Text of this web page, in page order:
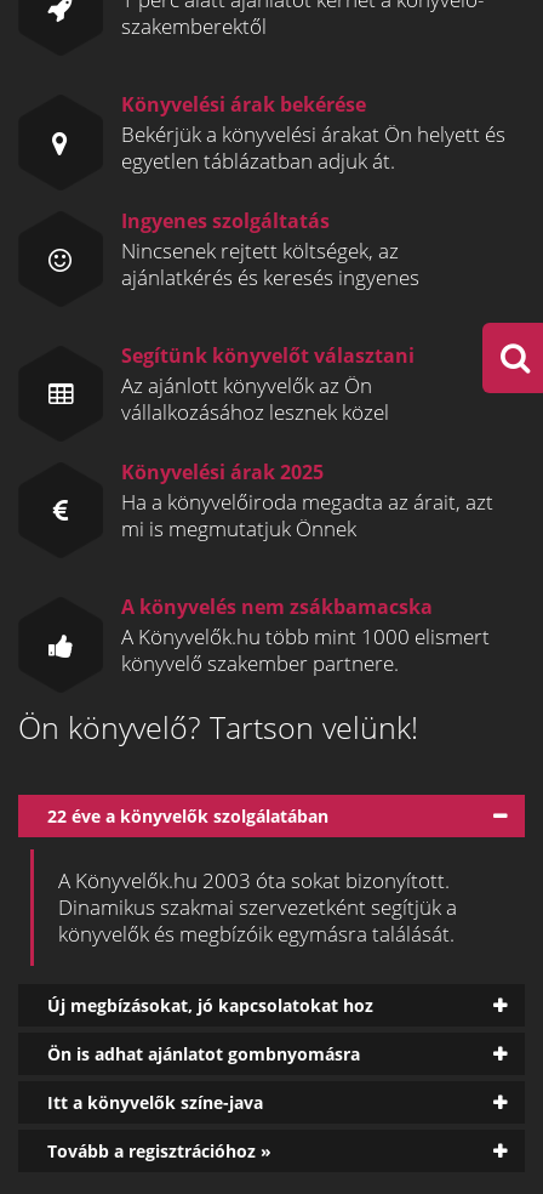
szakemberektől
Könyvelési árak bekérése
Bekérjük a könyvelési árakat Ön helyett és
egyetlen táblázatban adjuk át.
Ingyenes szolgáltatás
Nincsenek rejtett költségek, az
ajánlatkérés és keresés ingyenes
Segítünk könyvelőt választani
Az ajánlott könyvelők az Ön
vállalkozásához lesznek közel
Könyvelési árak 2025
Ha a könyvelőiroda megadta az árait, azt
mi is megmutatjuk Önnek
A könyvelés nem zsákbamacska
A Könyvelők.hu több mint 1000 elismert
könyvelő szakember partnere.
Ön könyvelő? Tartson velünk!
22 éve a könyvelők szolgálatában
A Könyvelők.hu 2003 óta sokat bizonyított.
Dinamikus szakmai szervezetként segítjük a
könyvelők és megbízóik egymásra találását.
Új megbízásokat, jó kapcsolatokat hoz
Ön is adhat ajánlatot gombnyomásra
Itt a könyvelők színe-java
Tovább a regisztrációhoz »